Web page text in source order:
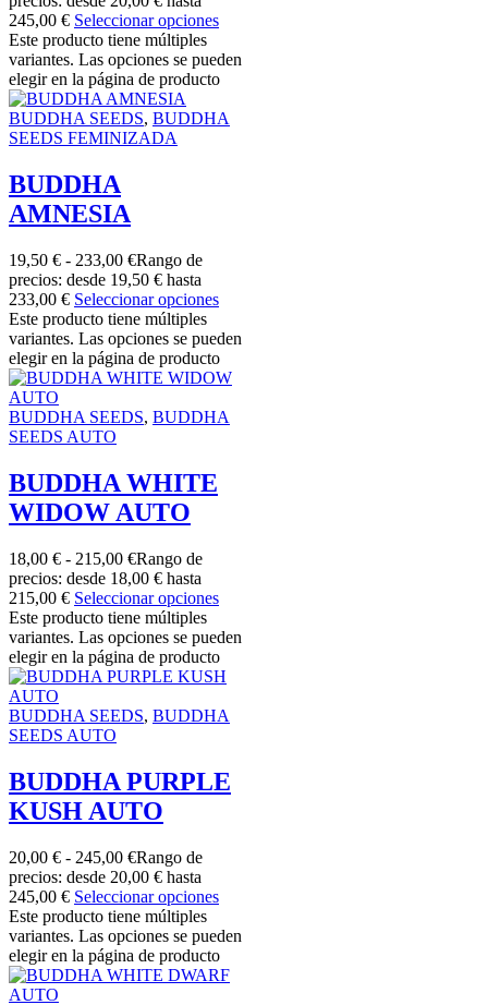
245,00 € Seleccionar opciones
Este producto tiene múltiples
variantes. Las opciones se pueden
elegir en la página de producto
BUDDHA SEEDS, BUDDHA
SEEDS FEMINIZADA
BUDDHA
AMNESIA
19,50 € - 233,00 €Rango de
precios: desde 19,50 € hasta
233,00 € Seleccionar opciones
Este producto tiene múltiples
variantes. Las opciones se pueden
elegir en la página de producto
BUDDHA SEEDS, BUDDHA
SEEDS AUTO
BUDDHA WHITE
WIDOW AUTO
18,00 € - 215,00 €Rango de
precios: desde 18,00 € hasta
215,00 € Seleccionar opciones
Este producto tiene múltiples
variantes. Las opciones se pueden
elegir en la página de producto
BUDDHA SEEDS, BUDDHA
SEEDS AUTO
BUDDHA PURPLE
KUSH AUTO
20,00 € - 245,00 €Rango de
precios: desde 20,00 € hasta
245,00 € Seleccionar opciones
Este producto tiene múltiples
variantes. Las opciones se pueden
elegir en la página de producto